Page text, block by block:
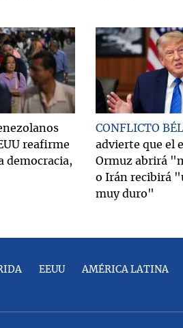
reafirme
democracia,
CONFLICTO
advierte que el
Ormuz abrirá
o Irán recibirá
muy duro"
EEUU AMÉRICA LATINA